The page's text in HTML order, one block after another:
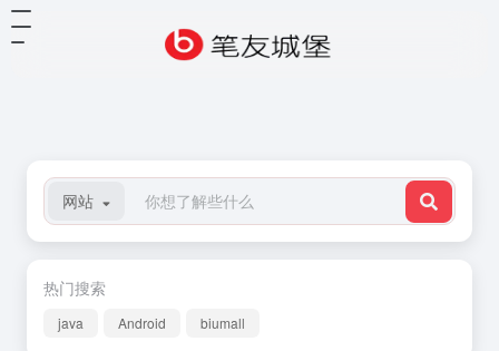
网站
热门搜索
java Android biumall